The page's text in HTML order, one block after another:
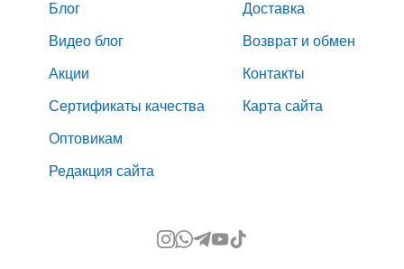
Блог
Видео блог
Акции
Сертификаты качества
Оптовикам
Редакция сайта
Доставка
Возврат и обмен
Контакты
Карта сайта